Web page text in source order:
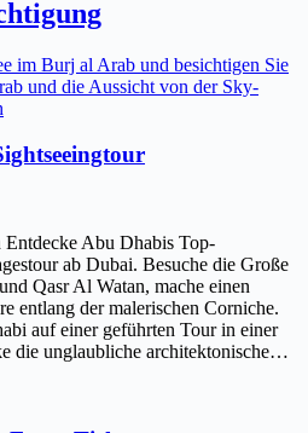
im Burj al Arab und besichtigen Sie
und die Aussicht von der Sky-
Abu Dhabis Top-
ab Dubai. Besuche die Große
Qasr Al Watan, mache einen
entlang der malerischen Corniche.
auf einer geführten Tour in einer
die unglaubliche architektonische…